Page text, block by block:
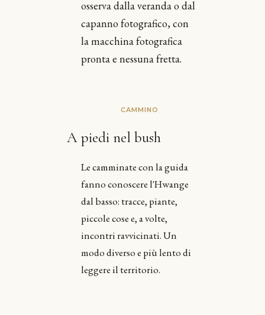
osserva dalla veranda o dal
capanno fotografico, con
la macchina fotografica
pronta e nessuna fretta.
CAMMINO
A piedi nel bush
Le camminate con la guida
fanno conoscere l'Hwange
dal basso: tracce, piante,
piccole cose e, a volte,
incontri ravvicinati. Un
modo diverso e più lento di
leggere il territorio.